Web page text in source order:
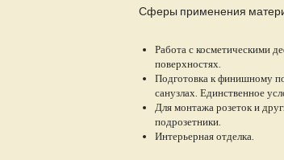
Сферы применения
Работа с косметическими
поверхностях.
Подготовка к финишному
санузлах. Единственное
Для монтажа розеток и
подрозетники.
Интерьерная отделка.